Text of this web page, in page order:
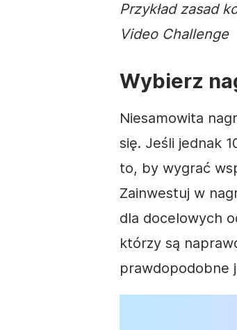
Przykład zasad
VideoChallenge
Wybierz
Niesamowita
się. Jeśli jednak
to, by wygrać
Zainwestuj w
dla docelowych
którzy są
prawdopodobne